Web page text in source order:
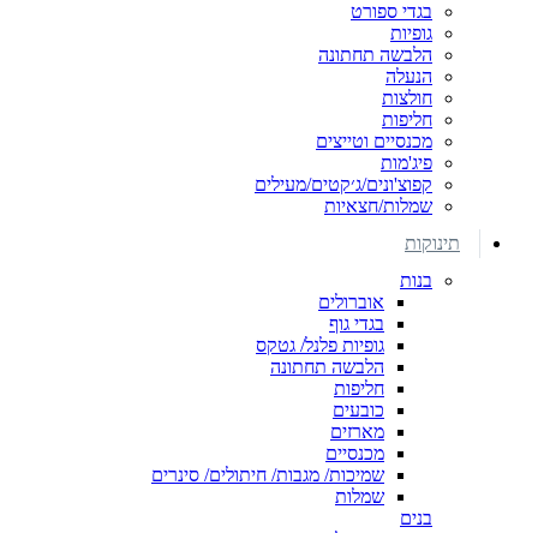
בגדי ספורט
גופיות
הלבשה תחתונה
הנעלה
חולצות
חליפות
מכנסיים וטייצים
פיג'מות
קפוצ'ונים/ג׳קטים/מעילים
שמלות/חצאיות
תינוקות
בנות
אוברולים
בגדי גוף
גופיות פלנל/ גטקס
הלבשה תחתונה
חליפות
כובעים
מארזים
מכנסיים
שמיכות/ מגבות/ חיתולים/ סינרים
שמלות
בנים